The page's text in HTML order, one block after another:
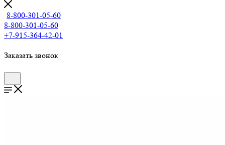
8-800-301-05-60
8-800-301-05-60
+7-915-364-42-01
Заказать звонок